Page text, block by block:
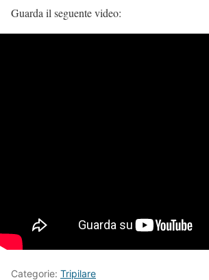
Guarda il seguente video:
Categorie: Tripilare